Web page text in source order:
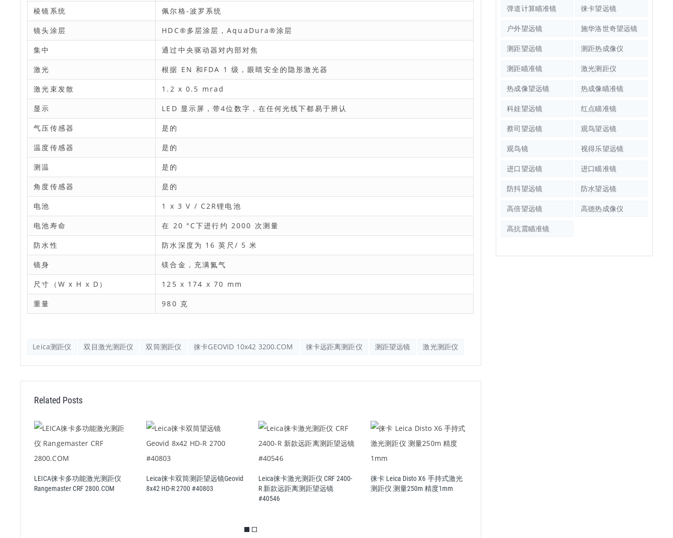
棱镜系统 佩尔格-波罗系统
镜头涂层 HDC®多层涂层，AquaDura®涂层
集中 通过中央驱动器对内部对焦
激光 根据 EN 和FDA 1 级，眼睛安全的隐形激光器
激光束发散 1.2 x 0.5 mrad
显示 LED 显示屏，带4位数字，在任何光线下都易于辨认
气压传感器 是的
温度传感器 是的
测温 是的
角度传感器 是的
电池 1 x 3 V / C2R锂电池
电池寿命 在 20 °C下进行约 2000 次测量
防水性 防水深度为 16 英尺/ 5 米
镜身 镁合金，充满氮气
尺寸（W x H x D） 125 x 174 x 70 mm
重量 980 克
Leica测距仪 双目激光测距仪 双筒测距仪 徕卡GEOVID 10x42 3200.COM 徕卡远距离测距仪 测距望远镜 激光测距仪
Related Posts
LEICA徕卡多功能激光测距仪
Rangemaster CRF 2800.COM
Leica徕卡双筒测距望远镜Geovid
8x42 HD-R 2700 #40803
Leica徕卡激光测距仪 CRF 2400-
R 新款远距离测距望远镜
#40546
徕卡 Leica Disto X6 手持式激光
测距仪 测量250m 精度1mm
弹道计算瞄准镜 徕卡望远镜
户外望远镜 施华洛世奇望远镜
测距望远镜 测距热成像仪
测距瞄准镜 激光测距仪
热成像望远镜 热成像瞄准镜
科娃望远镜 红点瞄准镜
蔡司望远镜 观鸟望远镜
观鸟镜 视得乐望远镜
进口望远镜 进口瞄准镜
防抖望远镜 防水望远镜
高倍望远镜 高德热成像仪
高抗震瞄准镜